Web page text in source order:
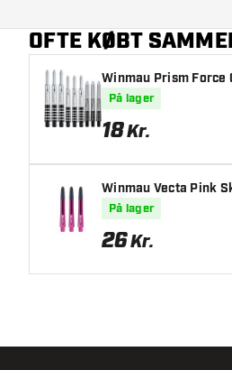
Dart farve
Dart grebzone
Dart form
Dart vægt
Dart diameter (MM)
Dart længde (MM)
OFTE KØBT
Winmau Prism
På lager
18Kr.
Winmau Vecta Pink
På lager
26Kr.